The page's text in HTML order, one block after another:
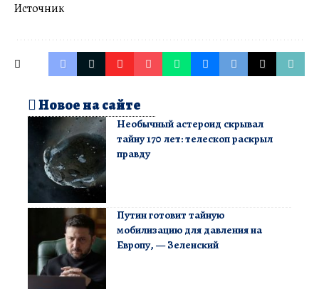
Источник
Новое на сайте
Необычный астероид скрывал
тайну 170 лет: телескоп раскрыл
правду
Путин готовит тайную
мобилизацию для давления на
Европу, — Зеленский